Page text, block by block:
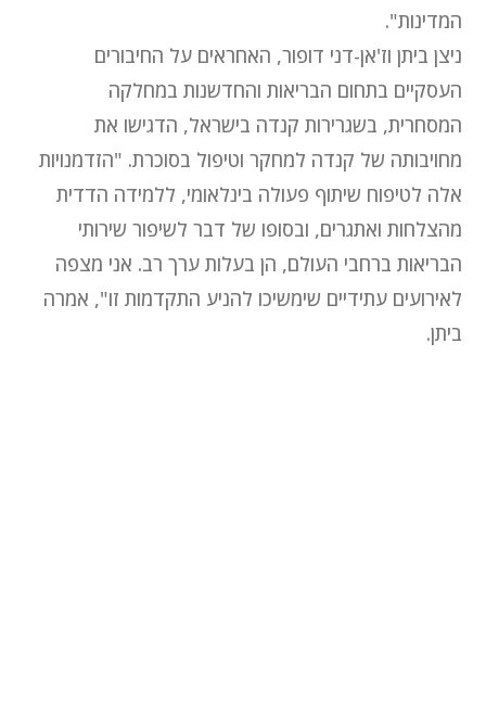
המדינות".
ניצן ביתן וז'אן-דני דופור, האחראים על החיבורים
העסקיים בתחום הבריאות והחדשנות במחלקה
המסחרית, בשגרירות קנדה בישראל, הדגישו את
מחויבותה של קנדה למחקר וטיפול בסוכרת. "הזדמנויות
אלה לטיפוח שיתוף פעולה בינלאומי, ללמידה הדדית
מהצלחות ואתגרים, ובסופו של דבר לשיפור שירותי
הבריאות ברחבי העולם, הן בעלות ערך רב. אני מצפה
לאירועים עתידיים שימשיכו להניע התקדמות זו", אמרה
ביתן.